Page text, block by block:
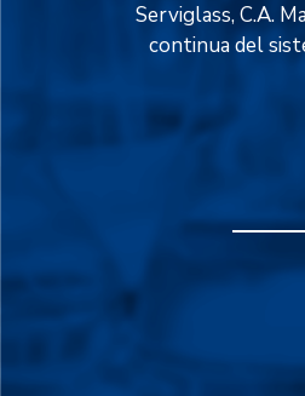
Serviglass, C.A.
continua del